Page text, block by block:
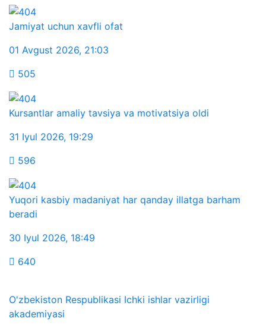
Jamiyat uchun xavfli ofat
01 Avgust 2026, 21:03
505
Kursantlar amaliy tavsiya va motivatsiya oldi
31 Iyul 2026, 19:29
596
Yuqori kasbiy madaniyat har qanday illatga barham
beradi
30 Iyul 2026, 18:49
640
O'zbekiston Respublikasi Ichki ishlar vazirligi
akademiyasi